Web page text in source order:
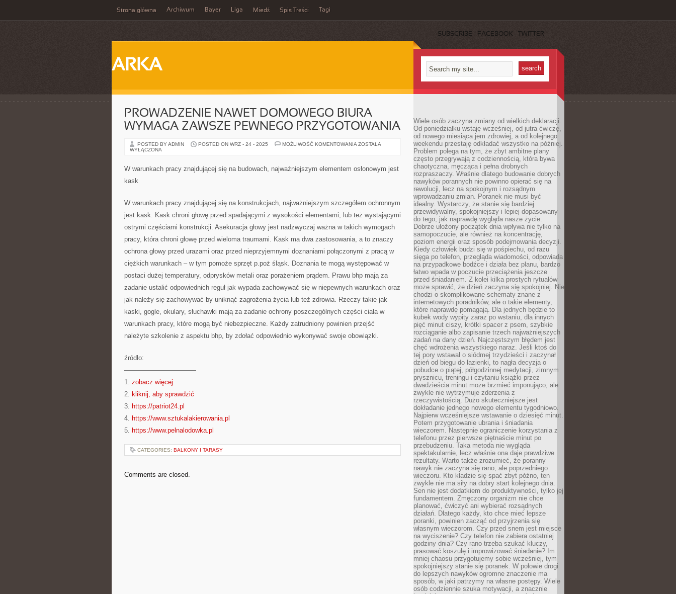
Strona główna Archiwum Bayer Liga Miedź Spis Treści Tagi
SUBSCRIBE FACEBOOK TWITTER
ARKA
PROWADZENIE NAWET DOMOWEGO BIURA
WYMAGA ZAWSZE PEWNEGO PRZYGOTOWANIA
POSTED BY ADMIN POSTED ON WRZ - 24 - 2025 MOŻLIWOŚĆ KOMENTOWANIA PROWADZENIE
WYMAGA
ZAWSZE
ZOSTAŁA
WYŁĄCZONA
W warunkach pracy znajdującej się na budowach, najważniejszym elementem osłonowym jest
kask
W warunkach pracy znajdującej się na konstrukcjach, najważniejszym szczegółem ochronnym
jest kask. Kask chroni głowę przed spadającymi z wysokości elementami, lub też wystającymi
ostrymi częściami konstrukcji. Asekuracja głowy jest nadzwyczaj ważna w takich wymogach
pracy, która chroni głowę przed wieloma traumami. Kask ma dwa zastosowania, a to znaczy
ochrona głowy przed urazami oraz przed nieprzyjemnymi doznaniami połączonymi z pracą w
ciężkich warunkach – w tym pomoże sprzęt p.poż śląsk. Doznania te mogą występować w
postaci dużej temperatury, odprysków metali oraz porażeniem prądem. Prawu bhp mają za
zadanie ustalić odpowiednich reguł jak wypada zachowywać się w niepewnych warunkach oraz
jak należy się zachowywać by uniknąć zagrożenia życia lub też zdrowia. Rzeczy takie jak
kaski, gogle, okulary, słuchawki mają za zadanie ochrony poszczególnych części ciała w
warunkach pracy, które mogą być niebezpieczne. Każdy zatrudniony powinien przejść
należyte szkolenie z aspektu bhp, by zdołać odpowiednio wykonywać swoje obowiązki.
źródło:
———————————
1. zobacz więcej
2. kliknij, aby sprawdzić
3. https://patriot24.pl
4. https://www.sztukalakierowania.pl
5. https://www.pelnalodowka.pl
CATEGORIES: BALKONY I TARASY
Comments are closed.
Wiele osób zaczyna zmiany od wielkich deklaracji.
Od poniedziałku wstaję wcześniej, od jutra ćwiczę,
od nowego miesiąca jem zdrowiej, a od kolejnego
weekendu przestaję odkładać wszystko na później.
Problem polega na tym, że zbyt ambitne plany
często przegrywają z codziennością, która bywa
chaotyczna, męcząca i pełna drobnych
rozpraszaczy. Właśnie dlatego budowanie dobrych
nawyków porannych nie powinno opierać się na
rewolucji, lecz na spokojnym i rozsądnym
wprowadzaniu zmian. Poranek nie musi być
idealny. Wystarczy, że stanie się bardziej
przewidywalny, spokojniejszy i lepiej dopasowany
do tego, jak naprawdę wygląda nasze życie.
Dobrze ułożony początek dnia wpływa nie tylko na
samopoczucie, ale również na koncentrację,
poziom energii oraz sposób podejmowania decyzji.
Kiedy człowiek budzi się w pośpiechu, od razu
sięga po telefon, przegląda wiadomości, odpowiada
na przypadkowe bodźce i działa bez planu, bardzo
łatwo wpada w poczucie przeciążenia jeszcze
przed śniadaniem. Z kolei kilka prostych rytuałów
może sprawić, że dzień zaczyna się spokojniej. Nie
chodzi o skomplikowane schematy znane z
internetowych poradników, ale o takie elementy,
które naprawdę pomagają. Dla jednych będzie to
kubek wody wypity zaraz po wstaniu, dla innych
pięć minut ciszy, krótki spacer z psem, szybkie
rozciąganie albo zapisanie trzech najważniejszych
zadań na dany dzień. Najczęstszym błędem jest
chęć wdrożenia wszystkiego naraz. Jeśli ktoś do
tej pory wstawał o siódmej trzydzieści i zaczynał
dzień od biegu do łazienki, to nagła decyzja o
pobudce o piątej, półgodzinnej medytacji, zimnym
prysznicu, treningu i czytaniu książki przez
dwadzieścia minut może brzmieć imponująco, ale
zwykle nie wytrzymuje zderzenia z
rzeczywistością. Dużo skuteczniejsze jest
dokładanie jednego nowego elementu tygodniowo.
Najpierw wcześniejsze wstawanie o dziesięć minut.
Potem przygotowanie ubrania i śniadania
wieczorem. Następnie ograniczenie korzystania z
telefonu przez pierwsze piętnaście minut po
przebudzeniu. Taka metoda nie wygląda
spektakularnie, lecz właśnie ona daje prawdziwe
rezultaty. Warto także zrozumieć, że poranny
nawyk nie zaczyna się rano, ale poprzedniego
wieczoru. Kto kładzie się spać zbyt późno, ten
zwykle nie ma siły na dobry start kolejnego dnia.
Sen nie jest dodatkiem do produktywności, tylko jej
fundamentem. Zmęczony organizm nie chce
planować, ćwiczyć ani wybierać rozsądnych
działań. Dlatego każdy, kto chce mieć lepsze
poranki, powinien zacząć od przyjrzenia się
własnym wieczorom. Czy przed snem jest miejsce
na wyciszenie? Czy telefon nie zabiera ostatniej
godziny dnia? Czy rano trzeba szukać kluczy,
prasować koszulę i improwizować śniadanie? Im
mniej chaosu przygotujemy sobie wcześniej, tym
spokojniejszy stanie się poranek. W połowie drogi
do lepszych nawyków ogromne znaczenie ma
sposób, w jaki patrzymy na własne postępy. Wiele
osób codziennie szuka motywacji, a znacznie